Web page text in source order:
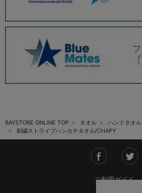
BAYSTORE ONLINE TOP タオル
ハンドタオル
刺繍ストライプハンカチタオル/CHAPY
ご利用ガイド